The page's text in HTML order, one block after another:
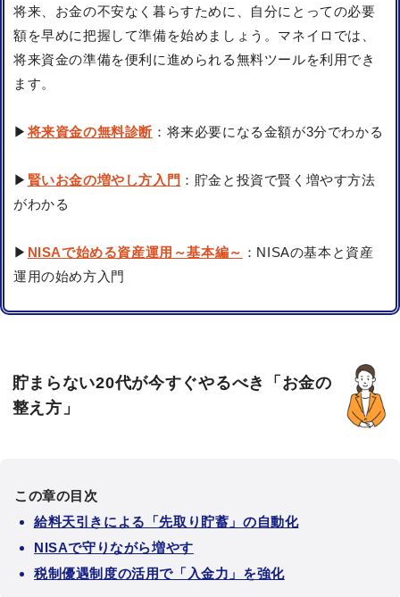
将来、お金の不安なく暮らすために、自分にとっての必要
額を早めに把握して準備を始めましょう。マネイロでは、
将来資金の準備を便利に進められる無料ツールを利用でき
ます。
▶将来資金の無料診断 ：将来必要になる金額が3分でわかる
▶ 賢いお金の増やし方入門 ：貯金と投資で賢く増やす方法
がわかる
▶ NISAで始める資産運用～基本編～ ：NISAの基本と資産
運用の始め方入門
貯まらない20代が今すぐやるべき「お金の
整え方」
この章の目次
給料天引きによる「先取り貯蓄」の自動化
NISAで守りながら増やす
税制優遇制度の活用で「入金力」を強化